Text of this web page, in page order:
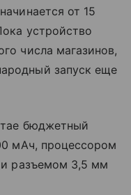
от 15
устройство
числа магазинов,
запуск еще
бюджетный
мАч, процессором
и разъемом 3,5 мм